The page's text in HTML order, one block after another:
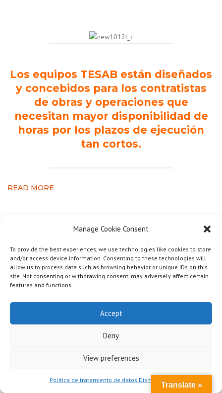
Manage Cookie Consent
To provide the best experiences, we use technologies like cookies to store
and/or access device information. Consenting to these technologies will
allow us to process data such as browsing behavior or unique IDs on this
site. Not consenting or withdrawing consent, may adversely affect certain
features and functions.
Accept
Deny
View preferences
Politica de tratamiento de datos Dismet S.A.S
Los equipos TESAB están diseñados
y concebidos para los contratistas
de obras y operaciones que
necesitan mayor disponibilidad de
horas por los plazos de ejecución
tan cortos.
READ MORE
0 comments
Producción de concreto,Trituración de agregados
posted byadmin junio 11, 2020
¿Cómo maximizar la prod
uctividad en la trituración
móvil? Alimentación de lo
Hoy en día lastrituradoras móvilesson máquinas robustas y
confiables que facilitan el procesamiento de materiales en proyectos
Translate »